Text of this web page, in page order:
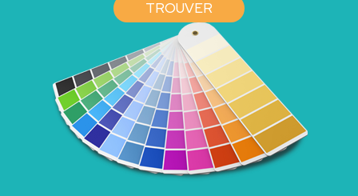
TROUVER